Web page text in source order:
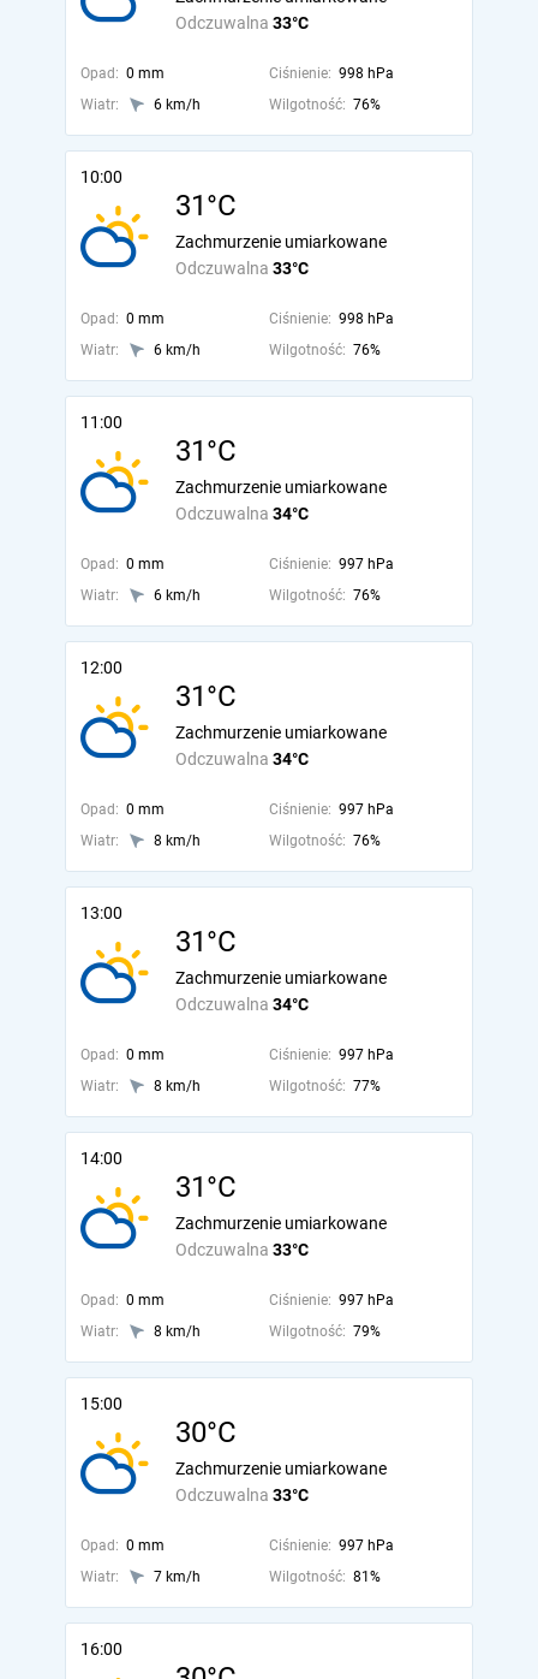
Odczuwalna 33°C
Opad: 0 mm Ciśnienie: 998 hPa
Wiatr:
6 km/h Wilgotność: 76%
10:00
31°C
Odczuwalna 33°C
Zachmurzenie umiarkowane
Opad: 0 mm Ciśnienie: 998 hPa
Wiatr:
6 km/h Wilgotność: 76%
11:00
31°C
Odczuwalna 34°C
Zachmurzenie umiarkowane
Opad: 0 mm Ciśnienie: 997 hPa
Wiatr:
6 km/h Wilgotność: 76%
12:00
31°C
Odczuwalna 34°C
Zachmurzenie umiarkowane
Opad: 0 mm Ciśnienie: 997 hPa
Wiatr:
8 km/h Wilgotność: 76%
13:00
31°C
Odczuwalna 34°C
Zachmurzenie umiarkowane
Opad: 0 mm Ciśnienie: 997 hPa
Wiatr:
8 km/h Wilgotność: 77%
14:00
31°C
Odczuwalna 33°C
Zachmurzenie umiarkowane
Opad: 0 mm Ciśnienie: 997 hPa
Wiatr:
8 km/h Wilgotność: 79%
15:00
30°C
Odczuwalna 33°C
Zachmurzenie umiarkowane
Opad: 0 mm Ciśnienie: 997 hPa
Wiatr:
7 km/h Wilgotność: 81%
16:00